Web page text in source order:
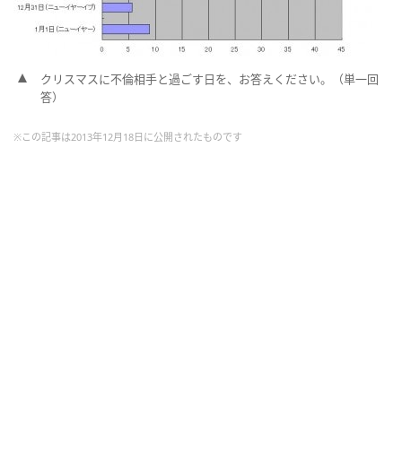
クリスマスに不倫相手と過ごす日を、お答えください。（単一回
答）
※この記事は2013年12月18日に公開されたものです